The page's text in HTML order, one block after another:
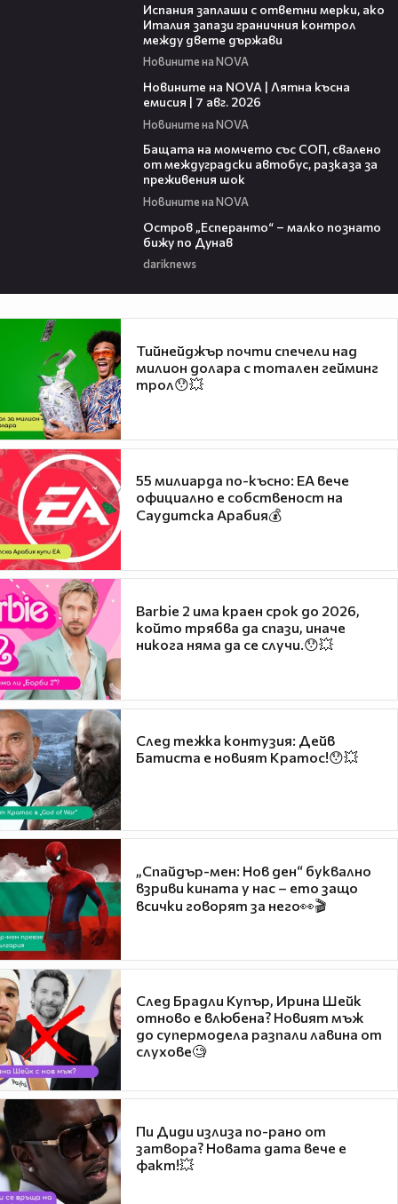
Испания заплаши с ответни мерки, ако
Италия запази граничния контрол
между двете държави
Новините на NOVA
Новините на NOVA | Лятна късна
емисия | 7 авг. 2026
Новините на NOVA
Бащата на момчето със СОП, свалено
от междуградски автобус, разказа за
преживения шок
Новините на NOVA
Остров „Есперанто“ – малко познато
бижу по Дунав
dariknews
Тийнейджър почти спечели над
милион долара с тотален гейминг
трол😯💥
55 милиарда по-късно: EA вече
официално е собственост на
Саудитска Арабия💰
Barbie 2 има краен срок до 2026,
който трябва да спази, иначе
никога няма да се случи.😯💥
След тежка контузия: Дейв
Батиста е новият Кратос!😯💥
„Спайдър-мен: Нов ден“ буквално
взриви кината у нас – ето защо
всички говорят за него👀🎬
След Брадли Купър, Ирина Шейк
отново е влюбена? Новият мъж
до супермодела разпали лавина от
слухове🧐
Пи Диди излиза по-рано от
затвора? Новата дата вече е
факт!💥